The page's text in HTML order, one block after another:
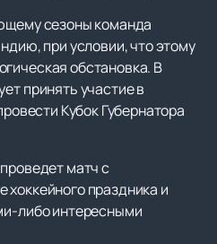
сезоны команда
при условии, что этому
обстановка. В
принять участие в
Кубок Губернатора
матч с
праздника и
либо интересными